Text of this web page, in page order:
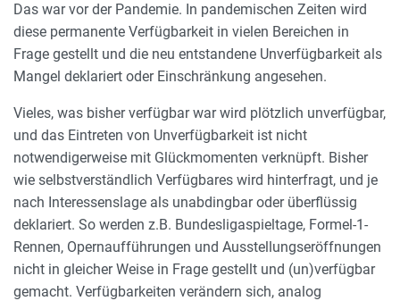
Das war vor der Pandemie. In pandemischen Zeiten wird
diese permanente Verfügbarkeit in vielen Bereichen in
Frage gestellt und die neu entstandene Unverfügbarkeit als
Mangel deklariert oder Einschränkung angesehen.
Vieles, was bisher verfügbar war wird plötzlich unverfügbar,
und das Eintreten von Unverfügbarkeit ist nicht
notwendigerweise mit Glückmomenten verknüpft. Bisher
wie selbstverständlich Verfügbares wird hinterfragt, und je
nach Interessenslage als unabdingbar oder überflüssig
deklariert. So werden z.B. Bundesligaspieltage, Formel-1-
Rennen, Opernaufführungen und Ausstellungseröffnungen
nicht in gleicher Weise in Frage gestellt und (un)verfügbar
gemacht. Verfügbarkeiten verändern sich, analog